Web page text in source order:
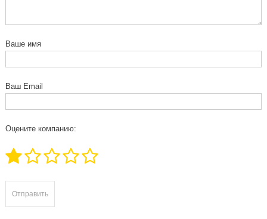
Ваше имя
Ваш Email
Оцените компанию: